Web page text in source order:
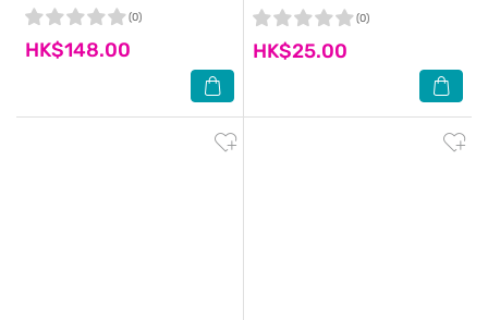
HK$148.00
(0)
HK$25.00
(0)